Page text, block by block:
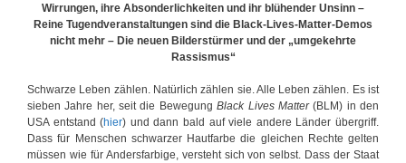
r
n
e
m
Wirrungen, ihre Absonderlichkeiten und ihr blühender Unsinn –
Reine Tugendveranstaltungen sind die Black-Lives-Matter-Demos
nicht mehr – Die neuen Bilderstürmer und der „umgekehrte
Rassismus“
Schwarze Leben zählen. Natürlich zählen sie. Alle Leben zählen. Es ist
sieben Jahre her, seit die BewegungBlack Lives Matter(BLM) in den
USA entstand (hier) und dann bald auf viele andere Länder übergriff.
Dass für Menschen schwarzer Hautfarbe die gleichen Rechte gelten
müssen wie für Andersfarbige, versteht sich von selbst. Dass der Staat